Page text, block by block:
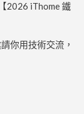
2026 iThome 鐵
你用技術交流，